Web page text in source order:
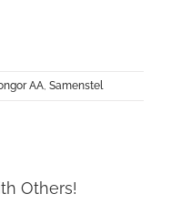
AA, Samenstel
Others!